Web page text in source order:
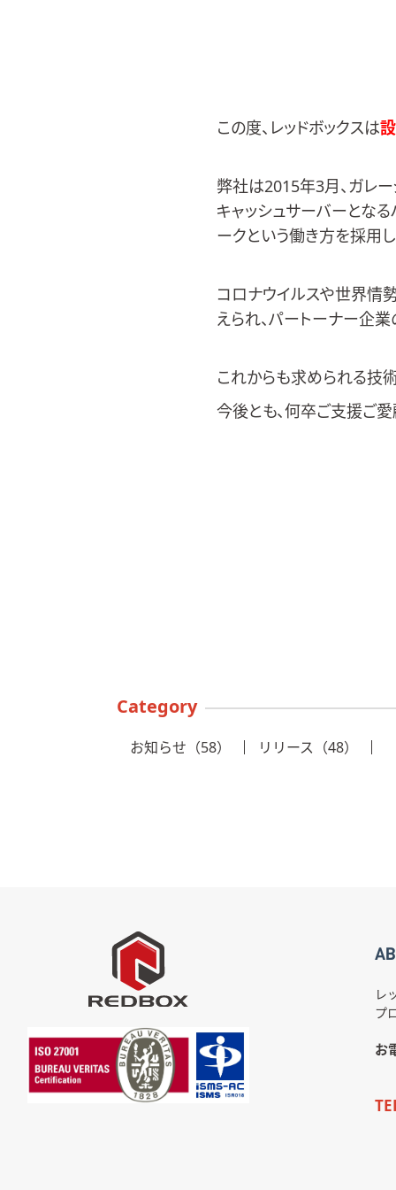
この度、レッドボックスは
弊社は2015年3月、ガレ
キャッシュサーバーとな
ークという働き方を採用
コロナウイルスや世界情
えられ、パートーナー企
これからも求められる技
今後とも、何卒ご支援ご
Category
お知らせ（58） リリース（48）
レ
プ
お